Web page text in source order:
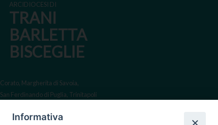
ARCIDIOCESI DI
TRANI
BARLETTA
BISCEGLIE
Corato, Margherita di Savoia,
San Ferdinando di Puglia, Trinitapoli
Sede arcivescovile suffraganea
Informativa